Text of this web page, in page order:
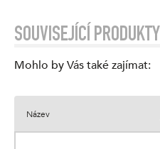
SOUVISEJÍCÍ PRODUKTY
Mohlo by Vás také zajímat:
Název